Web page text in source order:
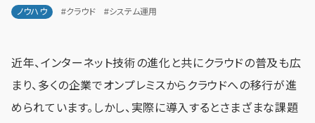
ノウハウ #クラウド #システム運用
近年、インターネット技術の進化と共にクラウドの普及も広
まり、多くの企業でオンプレミスからクラウドへの移行が進
められています。しかし、実際に導入するとさまざまな課題